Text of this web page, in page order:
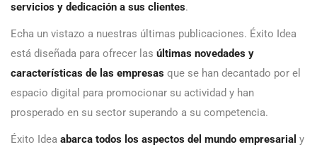
servicios y dedicación a sus clientes.
Echa un vistazo a nuestras últimas publicaciones. Éxito Idea
está diseñada para ofrecer las últimas novedades y
características de las empresas que se han decantado por el
espacio digital para promocionar su actividad y han
prosperado en su sector superando a su competencia.
Éxito Idea abarca todos los aspectos del mundo empresarial y